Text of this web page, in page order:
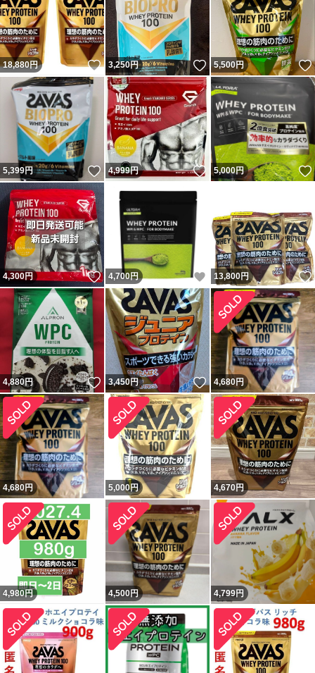
18,880円 いいね！
3,250円 いいね！
5,500円
5,399円 いいね！
4,999円 いいね！
5,000円
4,300円 いいね！
4,700円 いいね！
13,800円
4,880円 いいね！
3,450円 いいね！
4,680円
4,680円 5,000円 4,670円
4,980円 4,500円 4,799円